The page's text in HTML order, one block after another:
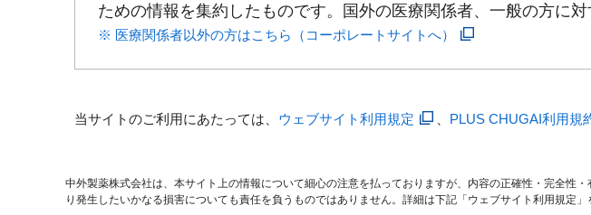
ための情報を集約したものです。国外の医療関係者、一般の方に
※ 医療関係者以外の方はこちら（コーポレートサイトへ）
当サイトのご利用にあたっては、 ウェブサイト利用規定 PLUS CHUGAI利用規
中外製薬株式会社は、本サイト上の情報について細心の注意を払っておりますが、内容の正確性・完全性
り発生したいかなる損害についても責任を負うものではありません。詳細は下記「ウェブサイト利用規定」